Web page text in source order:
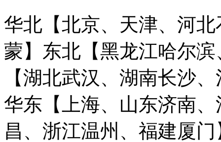
华北【北京、天津、河
蒙】 东北【黑龙江哈尔
【湖北武汉、湖南长沙
华东【上海、山东济南
昌、浙江温州、福建厦门